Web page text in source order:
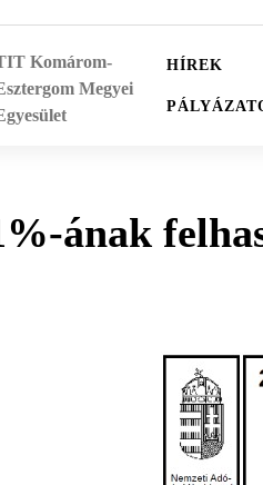
Komárom-
Megyei
HÍREK
ának